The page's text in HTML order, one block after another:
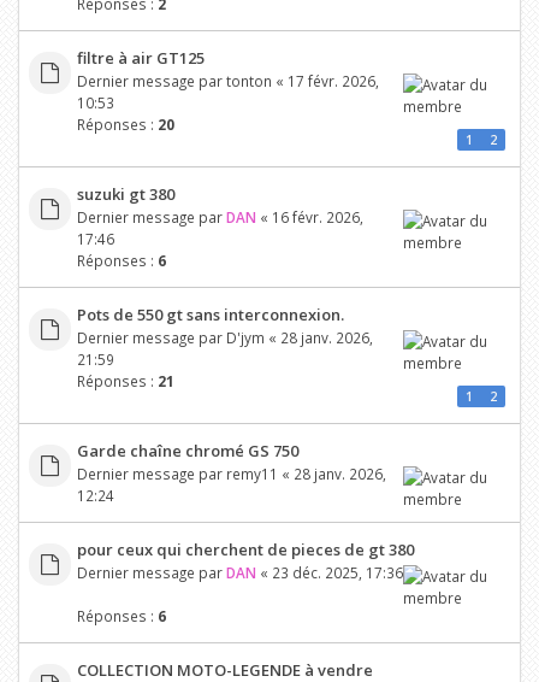
filtre à air GT125
Dernier message partonton « 17 févr. 2026,
10:53
Réponses : 20
1 2
suzuki gt 380
Dernier message parDAN « 16 févr. 2026,
17:46
Réponses : 6
Pots de 550 gt sans interconnexion.
Dernier message par D'jym « 28 janv. 2026,
21:59
Réponses : 21
1 2
Garde chaîne chromé GS 750
Dernier message par remy11 « 28 janv. 2026,
12:24
pour ceux qui cherchent de pieces de gt 380
Dernier message parDAN « 23 déc. 2025, 17:36
Réponses : 6
COLLECTION MOTO-LEGENDE à vendre